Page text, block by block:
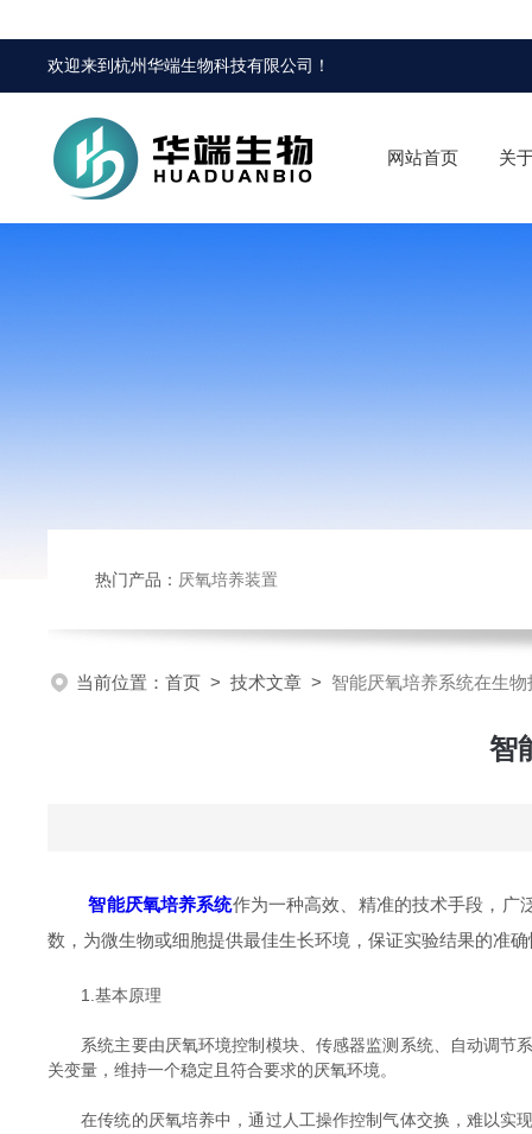
欢迎来到杭州华端生物科技有限公司 ！
网站首页 关
热门产品： 厌氧培养装置
当前位置： 首页 > 技术文章 > 智能厌氧培养系统在生
智
智能厌氧培养系统作为一种高效、精准的技术手段，广
数，为微生物或细胞提供最佳生长环境，保证实验结果的准
1.基本原理
系统主要由厌氧环境控制模块、传感器监测系统、自动调节系
关变量，维持一个稳定且符合要求的厌氧环境。
在传统的厌氧培养中，通过人工操作控制气体交换，难以实现